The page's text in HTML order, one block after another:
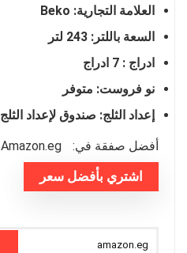
العلامة التجارية: Beko
السعة باللتر: 243 لتر
ادراج : 7 ادراج
نو فروست: متوفر
إعداد الثلج: صندوق لإعداد الثلج
أفضل صفقة في: amazon.eg
اشتري بأفضل سعر